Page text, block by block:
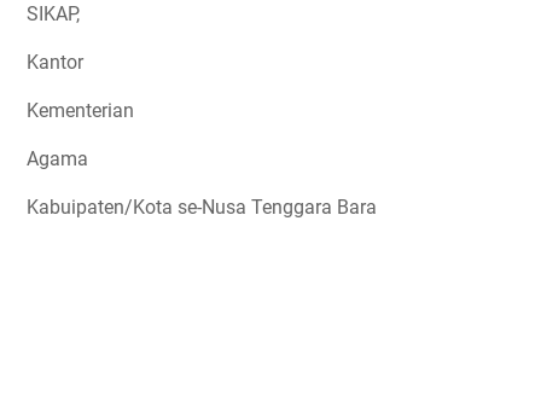
SIKAP,
Kantor
Kementerian
Agama
Kabuipaten/Kota se-Nusa Tenggara Bara